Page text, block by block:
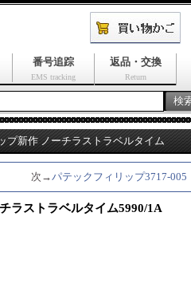
番号追踪
EMS tracking
返品・交換
Return
プ新作 ノーチラストラベルタイム
次→パテックフィリップ3717-005
ラストラベルタイム5990/1A